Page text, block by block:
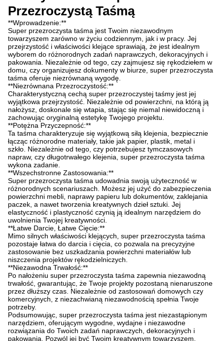
Przezroczystą Taśmą
**Wprowadzenie:**
Super przezroczysta taśma jest Twoim niezawodnym
towarzyszem zarówno w życiu codziennym, jak i w pracy. Jej
przejrzystość i właściwości klejące sprawiają, że jest idealnym
wyborem do różnorodnych zadań naprawczych, dekoracyjnych i
pakowania. Niezależnie od tego, czy zajmujesz się rękodziełem w
domu, czy organizujesz dokumenty w biurze, super przezroczysta
taśma oferuje niezrównaną wygodę.
**Niezrównana Przezroczystość:**
Charakterystyczną cechą super przezroczystej taśmy jest jej
wyjątkowa przejrzystość. Niezależnie od powierzchni, na którą ją
nałożysz, doskonale się wtapia, stając się niemal niewidoczną i
zachowując oryginalną estetykę Twojego projektu.
**Potężna Przyczepność:**
Ta taśma charakteryzuje się wyjątkową siłą klejenia, bezpiecznie
łącząc różnorodne materiały, takie jak papier, plastik, metal i
szkło. Niezależnie od tego, czy potrzebujesz tymczasowych
napraw, czy długotrwałego klejenia, super przezroczysta taśma
wykona zadanie.
**Wszechstronne Zastosowania:**
Super przezroczysta taśma udowadnia swoją użyteczność w
różnorodnych scenariuszach. Możesz jej użyć do zabezpieczenia
powierzchni mebli, naprawy papieru lub dokumentów, zaklejania
paczek, a nawet tworzenia kreatywnych dzieł sztuki. Jej
elastyczność i plastyczność czynią ją idealnym narzędziem do
uwolnienia Twojej kreatywności.
**Łatwe Darcie, Łatwe Cięcie:**
Mimo silnych właściwości klejących, super przezroczysta taśma
pozostaje łatwa do darcia i cięcia, co pozwala na precyzyjne
zastosowanie bez uszkadzania powierzchni materiałów lub
niszczenia projektów rękodzielniczych.
**Niezawodna Trwałość:**
Po nałożeniu super przezroczysta taśma zapewnia niezawodną
trwałość, gwarantując, że Twoje projekty pozostaną nienaruszone
przez dłuższy czas. Niezależnie od zastosowań domowych czy
komercyjnych, z niezachwianą niezawodnością spełnia Twoje
potrzeby.
Podsumowując, super przezroczysta taśma jest niezastąpionym
narzędziem, oferującym wygodne, wydajne i niezawodne
rozwiązania do Twoich zadań naprawczych, dekoracyjnych i
pakowania. Pozwól jej być Twoim kreatywnym towarzyszem,